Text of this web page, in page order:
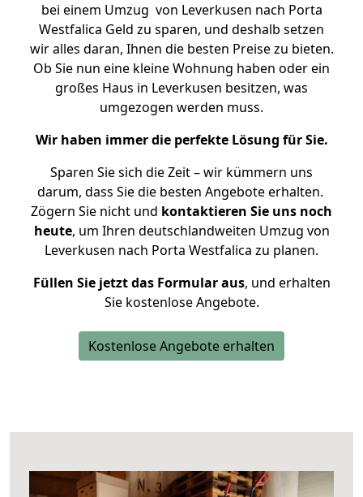
bei einem Umzug von Leverkusen nach Porta
Westfalica Geld zu sparen, und deshalb setzen
wir alles daran, Ihnen die besten Preise zu bieten.
Ob Sie nun eine kleine Wohnung haben oder ein
großes Haus in Leverkusen besitzen, was
umgezogen werden muss.
Wir haben immer die perfekte Lösung für Sie.
Sparen Sie sich die Zeit – wir kümmern uns
darum, dass Sie die besten Angebote erhalten.
Zögern Sie nicht und kontaktieren Sie uns noch
heute, um Ihren deutschlandweiten Umzug von
Leverkusen nach Porta Westfalica zu planen.
Füllen Sie jetzt das Formular aus, und erhalten
Sie kostenlose Angebote.
Kostenlose Angebote erhalten